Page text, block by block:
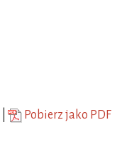
Pobierz jako PDF